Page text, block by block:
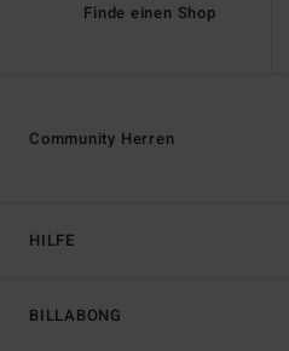
Finde einen Shop
HILFE
BILLABONG
Community Herren